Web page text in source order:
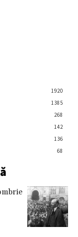
1920
1385
268
142
136
68